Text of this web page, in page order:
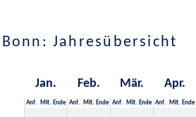
Bonn: Jahresübersicht
Jan. Feb. Mär. Apr.
Anf. Mit. Ende Anf. Mit. Ende Anf. Mit. Ende Anf. Mit. Ende